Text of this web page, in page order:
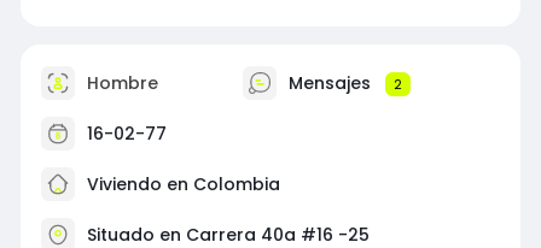
Hombre Mensajes 2
16-02-77
Viviendo en Colombia
Situado en Carrera 40a #16 -25